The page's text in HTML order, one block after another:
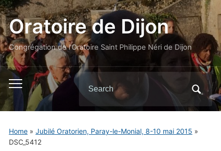
Oratoire de Dijon
Congrégation de l'Oratoire Saint Philippe Néri de Dijon
Toggle
mobile
menu
Search
for:
Home» Jubilé Oratorien, Paray-le-Monial, 8-10 mai 2015 »
DSC_5412